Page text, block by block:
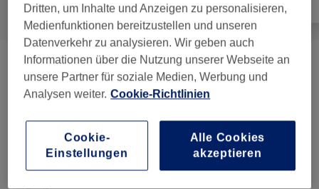
Dauerhafte Haarentfernung (12
Zahnaufhellung 1)
Gesichtsbehandlungen ab 105 €
Dritten, um Inhalte und Anzeigen zu personalisieren,
Medienfunktionen bereitzustellen und unseren
Datenverkehr zu analysieren. Wir geben auch
Informationen über die Nutzung unserer Webseite an
unsere Partner für soziale Medien, Werbung und
Analysen weiter. Cookie-Richtlinien
Cookie-
Einstellungen
Alle Cookies
akzeptieren